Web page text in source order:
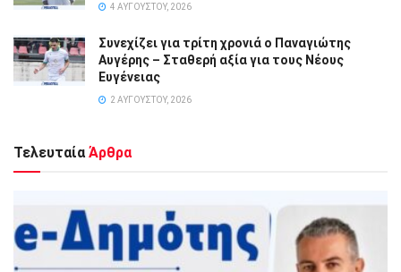
4 ΑΥΓΟΎΣΤΟΥ, 2026
Συνεχίζει για τρίτη χρονιά ο Παναγιώτης
Αυγέρης – Σταθερή αξία για τους Νέους
Ευγένειας
2 ΑΥΓΟΎΣΤΟΥ, 2026
Τελευταία Άρθρα